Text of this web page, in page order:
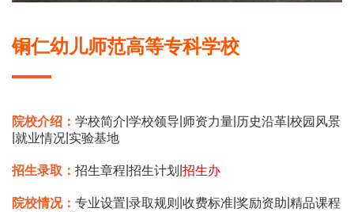
铜仁幼儿师范高等专科学校
院校介绍： 学校简介 学校领导 师资力量 历史沿革 校园风景
就业情况 实验基地
招生录取： 招生章程 招生计划 招生办
院校情况： 专业设置 录取规则 收费标准 奖励资助 精品课程